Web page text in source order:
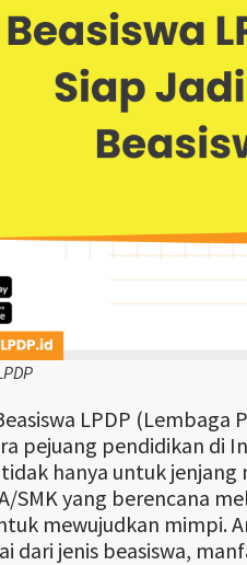
LPDP (Lembaga
pejuang pendidikan di
hanya untuk
SMK yang berencana
mewujudkan
dari jenis beasiswa,